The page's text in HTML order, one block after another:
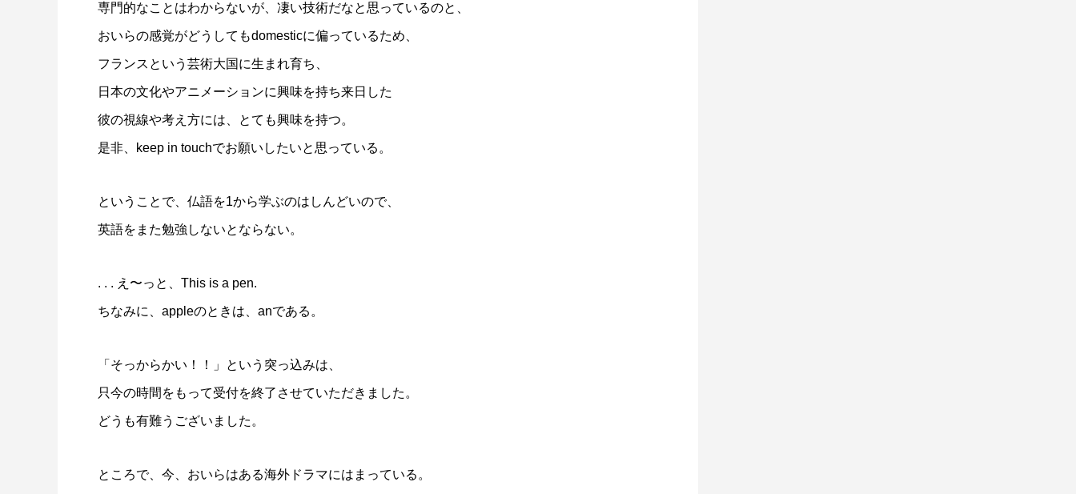
専門的なことはわからないが、凄い技術だなと思っているのと、
おいらの感覚がどうしてもdomesticに偏っているため、
フランスという芸術大国に生まれ育ち、
日本の文化やアニメーションに興味を持ち来日した
彼の視線や考え方には、とても興味を持つ。
是非、keep in touchでお願いしたいと思っている。
ということで、仏語を1から学ぶのはしんどいので、
英語をまた勉強しないとならない。
. . . え〜っと、This is a pen.
ちなみに、appleのときは、anである。
「そっからかい！！」という突っ込みは、
只今の時間をもって受付を終了させていただきました。
どうも有難うございました。
ところで、今、おいらはある海外ドラマにはまっている。